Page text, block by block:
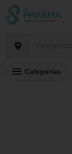
Categorias